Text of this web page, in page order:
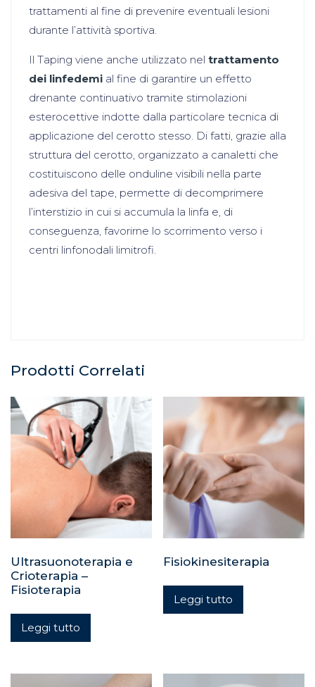
trattamenti al fine di prevenire eventuali lesioni
durante l’attività sportiva.
Il Taping viene anche utilizzato nel trattamento
dei linfedemi al fine di garantire un effetto
drenante continuativo tramite stimolazioni
esterocettive indotte dalla particolare tecnica di
applicazione del cerotto stesso. Di fatti, grazie alla
struttura del cerotto, organizzato a canaletti che
costituiscono delle onduline visibili nella parte
adesiva del tape, permette di decomprimere
l’interstizio in cui si accumula la linfa e, di
conseguenza, favorirne lo scorrimento verso i
centri linfonodali limitrofi.
Prodotti Correlati
Ultrasuonoterapia e
Crioterapia –
Fisioterapia
Leggi tutto
Fisiokinesiterapia
Leggi tutto